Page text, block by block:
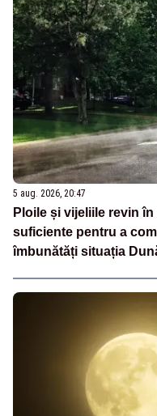
5 aug. 2026, 20:47
Ploile și vijeliile revin
suficiente pentru a
îmbunătăți situația